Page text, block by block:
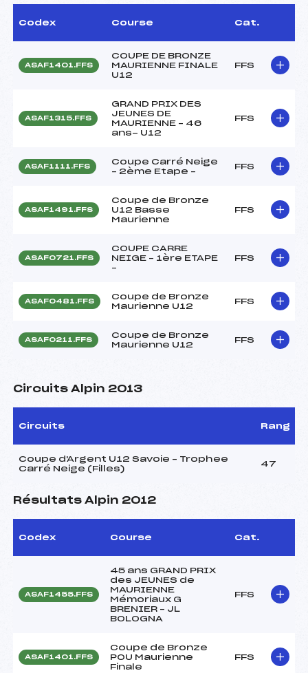
Codex Course Cat.
ASAF1401.FFS
COUPE DE BRONZE
MAURIENNE FINALE
U12
FFS
ASAF1315.FFS
GRAND PRIX DES
JEUNES DE
MAURIENNE – 46
ans- U12
FFS
ASAF1111.FFS
Coupe Carré Neige
– 2ème Etape –
FFS
ASAF1491.FFS
Coupe de Bronze
U12 Basse
Maurienne
FFS
ASAF0721.FFS
COUPE CARRE
NEIGE – 1ère ETAPE
–
FFS
ASAF0481.FFS
Coupe de Bronze
Maurienne U12
FFS
ASAF0211.FFS
Coupe de Bronze
Maurienne U12
FFS
Circuits Alpin 2013
Circuits Rang
Coupe d'Argent U12 Savoie – Trophee
Carré Neige (Filles)
47
Résultats Alpin 2012
Codex Course Cat.
ASAF1455.FFS
45 ans GRAND PRIX
des JEUNES de
MAURIENNE
Mémoriaux G
BRENIER – JL
BOLOGNA
FFS
ASAF1401.FFS
Coupe de Bronze
POU Maurienne
Finale
FFS